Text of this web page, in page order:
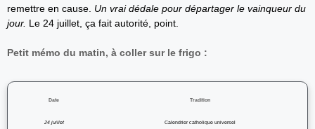
remettre en cause. Un vrai dédale pour départager le vainqueur du
jour. Le 24 juillet, ça fait autorité, point.
Petit mémo du matin, à coller sur le frigo :
Date Tradition
24 juillet Calendrier catholique universel